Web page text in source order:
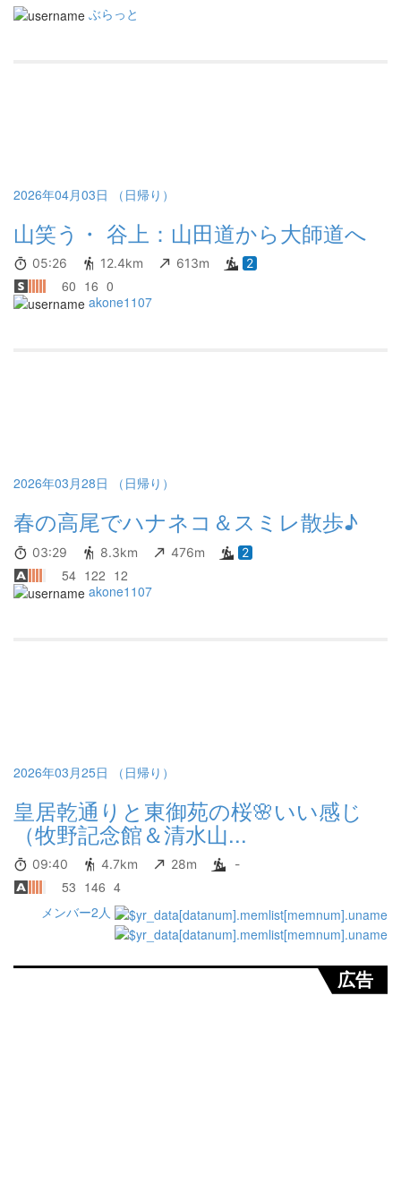
ぶらっと
2026年04月03日 （日帰り）
山笑う・ 谷上：山田道から大師道へ
05:26 12.4km 613m 2
60 16 0
akone1107
2026年03月28日 （日帰り）
春の高尾でハナネコ＆スミレ散歩♪
03:29 8.3km 476m 2
54 122 12
akone1107
2026年03月25日 （日帰り）
皇居乾通りと東御苑の桜🌸いい感じ
（牧野記念館＆清水山...
09:40 4.7km 28m -
53 146 4
メンバー2人
広告